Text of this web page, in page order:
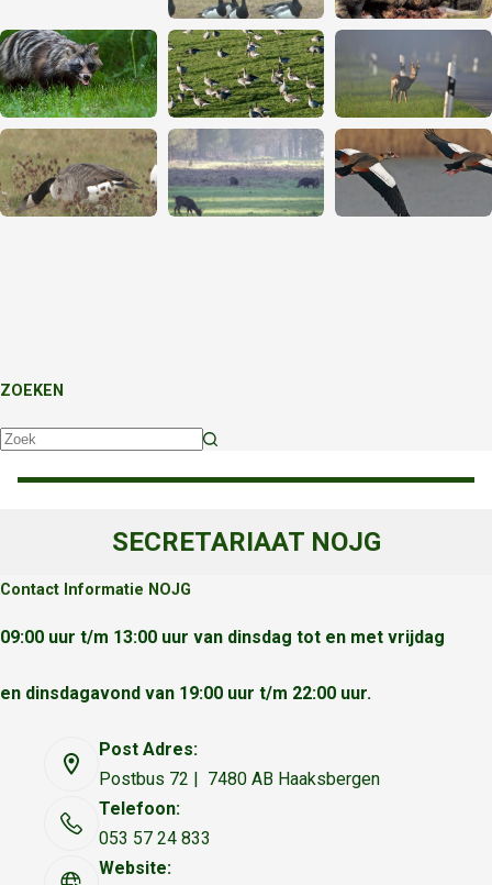
ZOEKEN
SECRETARIAAT NOJG
Contact Informatie NOJG
09:00 uur t/m 13:00 uur van dinsdag tot en met vrijdag
en dinsdagavond van 19:00 uur t/m 22:00 uur.
Post Adres:
Postbus 72 | 7480 AB Haaksbergen
Telefoon:
053 57 24 833
Website: